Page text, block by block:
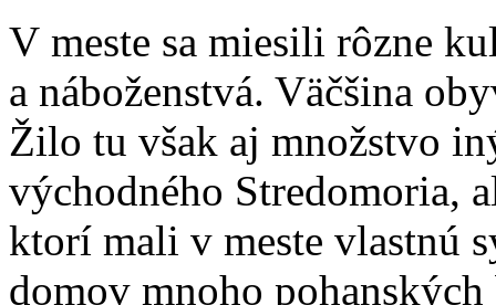
V meste sa miesili rôzne
a náboženstvá. Väčšina
Žilo tu však aj množstvo
východného Stredomoria,
ktorí mali v meste vlastnú
domov mnoho